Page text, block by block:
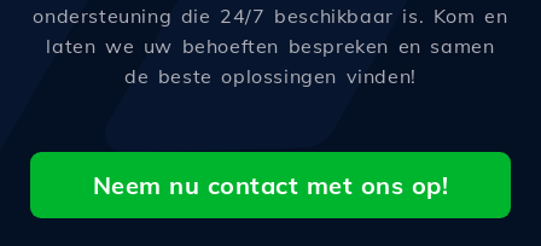
ondersteuning die 24/7 beschikbaar is. Kom en
laten we uw behoeften bespreken en samen
de beste oplossingen vinden!
Neem nu contact met ons op!